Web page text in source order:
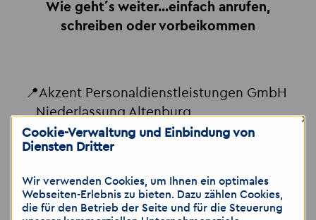
Wie geht´s weiter...einfach anrufen,
schreiben oder vorbeikommen
📍Akzent Personaldienstleistungen GmbH
Niederlassung Altenburg
Johannisstraße 7
04600 Altenburg
📞 03447 3744411
📱 0157 73 73 74 32
Cookie-Verwaltung und Einbindung von
Diensten Dritter
×
Wir verwenden Cookies, um Ihnen ein optimales
Webseiten-Erlebnis zu bieten. Dazu zählen Cookies,
die für den Betrieb der Seite und für die Steuerung